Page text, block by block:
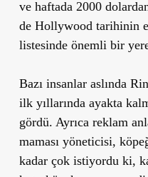
ve haftada 2000
de Hollywood tarihinin
listesinde önemli bir
Bazı insanlar aslında
ilk yıllarında ayakta
gördü. Ayrıca reklam
maması yöneticisi,
kadar çok istiyordu ki,